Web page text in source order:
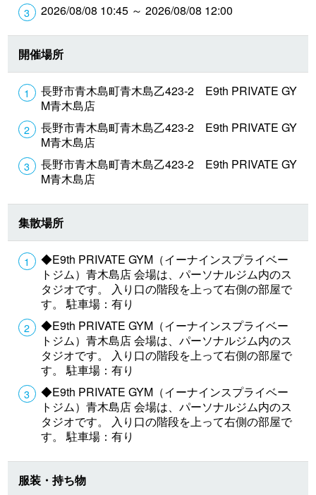
2026/08/08 10:45 ～ 2026/08/08 12:00
開催場所
長野市青木島町青木島乙423-2 E9th PRIVATE GY
M青木島店
長野市青木島町青木島乙423-2 E9th PRIVATE GY
M青木島店
長野市青木島町青木島乙423-2 E9th PRIVATE GY
M青木島店
集散場所
◆E9th PRIVATE GYM（イーナインスプライベー
トジム）青木島店 会場は、パーソナルジム内のス
タジオです。 入り口の階段を上って右側の部屋で
す。 駐車場：有り
◆E9th PRIVATE GYM（イーナインスプライベー
トジム）青木島店 会場は、パーソナルジム内のス
タジオです。 入り口の階段を上って右側の部屋で
す。 駐車場：有り
◆E9th PRIVATE GYM（イーナインスプライベー
トジム）青木島店 会場は、パーソナルジム内のス
タジオです。 入り口の階段を上って右側の部屋で
す。 駐車場：有り
服装・持ち物